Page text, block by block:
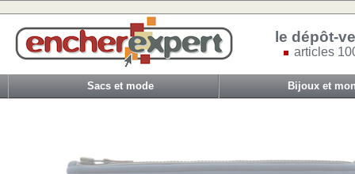
le dépôt-
articles
Sacs et mode Bijoux et